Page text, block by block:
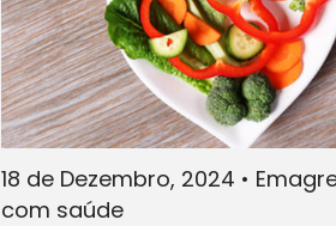
18 de Dezembro, 2024 •
com saúde